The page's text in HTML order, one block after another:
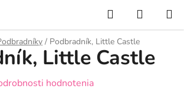
Hľadať
KOŠÍK
/ Podbradník, Little Castle
Little Castle
hodnotenia